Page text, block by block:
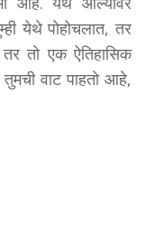
येथे पोहोचलात, तर
तो एक ऐतिहासिक
वाट पाहतो आहे,